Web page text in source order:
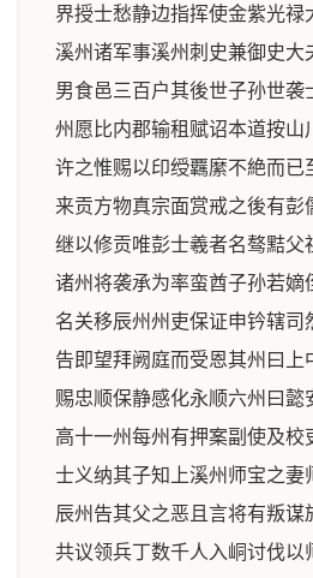
界授士愁静边指挥使金紫光禄
溪州诸军事溪州刺史兼御史大
男食邑三百户其後世子孙世袭
州愿比内郡输租赋诏本道按山
许之惟赐以印绶覊縻不絶而已
来贡方物真宗面赏戒之後有彭
继以修贡唯彭士羲者名骜黠父
诸州将袭承为率蛮酋子孙若嫡
名关移辰州州吏保证申钤辖司
告即望拜阙庭而受恩其州曰上
赐忠顺保静感化永顺六州曰懿
高十一州每州有押案副使及校
士义纳其子知上溪州师宝之妻
辰州告其父之恶且言将有叛谋
共议领兵丁数千人入峒讨伐以